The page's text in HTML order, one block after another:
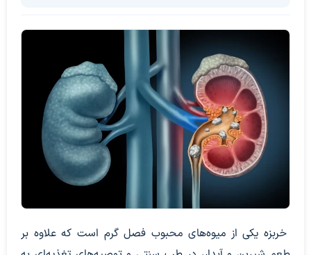
خربزه یکی از میوه‌های محبوب فصل گرم است که علاوه بر